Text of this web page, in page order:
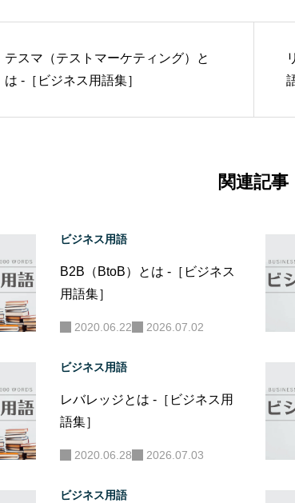
テスマ（テストマーケティング）と
は -［ビジネス用語集］
関連記事
ビジネス用語
B2B（BtoB）とは -［ビジネス
用語集］
2020.06.22 2026.07.02
ビジネス用語
レバレッジとは -［ビジネス用
語集］
2020.06.28 2026.07.03
ビジネス用語